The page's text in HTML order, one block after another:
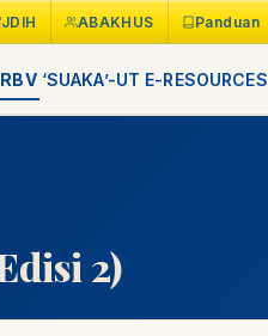
JDIH ABAKHUS Panduan
RBV ‘SUAKA’-UT E-RESOURCES
2)